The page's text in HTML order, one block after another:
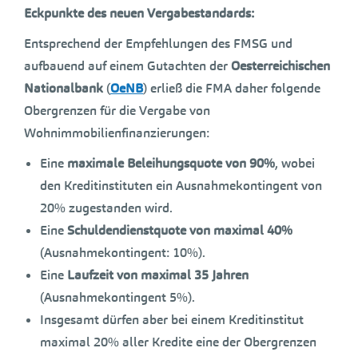
Eckpunkte des neuen Vergabestandards:
Entsprechend der Empfehlungen des FMSG und
aufbauend auf einem Gutachten der Oesterreichischen
Nationalbank (OeNB) erließ die FMA daher folgende
Obergrenzen für die Vergabe von
Wohnimmobilienfinanzierungen:
Eine maximale Beleihungsquote von 90%, wobei
den Kreditinstituten ein Ausnahmekontingent von
20% zugestanden wird.
EineSchuldendienstquote von maximal 40%
(Ausnahmekontingent: 10%).
Eine Laufzeit von maximal 35 Jahren
(Ausnahmekontingent 5%).
Insgesamt dürfen aber bei einem Kreditinstitut
maximal 20% aller Kredite eine der Obergrenzen